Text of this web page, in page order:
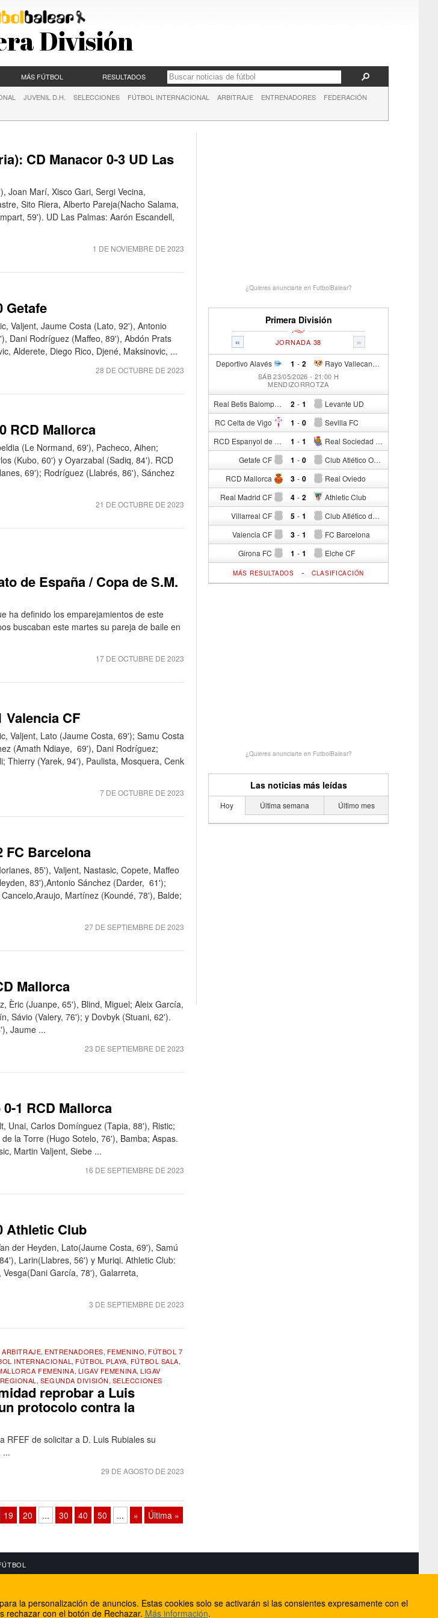
División
MÁS FÚTBOL RESULTADOS
JUVENIL D.H. SELECCIONES FÚTBOL INTERNACIONAL ARBITRAJE ENTRENADORES
FEDERACIÓN
CD Manacor 0-3 UD Las
Joan Marí, Xisco Gari, Sergi Vecina,
Sito Riera, Alberto Pareja(Nacho Salama,
59'). UD Las Palmas: Aarón Escandell,
1 DE NOVIEMBRE DE 2023
Getafe
Valjent, Jaume Costa (Lato, 92'), Antonio
Dani Rodríguez (Maffeo, 89'), Abdón Prats
Alderete, Diego Rico, Djené, Maksinovic, ...
28 DE OCTUBRE DE 2023
RCD Mallorca
(Le Normand, 69'), Pacheco, Aihen;
(Kubo, 60') y Oyarzabal (Sadiq, 84'). RCD
69'); Rodríguez (Llabrés, 86'), Sánchez
21 DE OCTUBRE DE 2023
de España / Copa de S.M.
ha definido los emparejamientos de este
buscaban este martes su pareja de baile en
17 DE OCTUBRE DE 2023
Valencia CF
Valjent, Lato (Jaume Costa, 69'); Samu Costa
(Amath Ndiaye, 69'), Dani Rodríguez;
Thierry (Yarek, 94'), Paulista, Mosquera, Cenk
7 DE OCTUBRE DE 2023
FC Barcelona
85'), Valjent, Nastasic, Copete, Maffeo
83'),Antonio Sánchez (Darder, 61');
Martínez (Koundé, 78'), Balde;
27 DE SEPTIEMBRE DE 2023
Mallorca
Èric (Juanpe, 65'), Blind, Miguel; Aleix García,
Sávio (Valery, 76'); y Dovbyk (Stuani, 62').
Jaume ...
23 DE SEPTIEMBRE DE 2023
1 RCD Mallorca
Unai, Carlos Domínguez (Tapia, 88'), Ristic;
la Torre (Hugo Sotelo, 76'), Bamba; Aspas.
Martin Valjent, Siebe ...
16 DE SEPTIEMBRE DE 2023
Athletic Club
der Heyden, Lato(Jaume Costa, 69'), Samú
Larin(Llabres, 56') y Muriqi. Athletic Club:
García, 78'), Galarreta,
3 DE SEPTIEMBRE DE 2023
ARBITRAJE, ENTRENADORES, FEMENINO, FÚTBOL 7
INTERNACIONAL , FÚTBOL PLAYA, FÚTBOL SALA,
FEMENINA, LIGAV FEMENINA,LIGAV
REGIONAL , SEGUNDA DIVISIÓN, SELECCIONES
reprobar a Luis
protocolo contra la
RFEF de solicitar a D. Luis Rubiales su
...
29 DE AGOSTO DE 2023
19 20 ... 30 40 50 ... » Última »
¿Quieres anunciarte en FutbolBalear?
Primera División
« »
JORNADA 38
Deportivo Alavés 1 - Rayo Vallecano de Madrid
2
SÁB 23/05/2026 - 21:00 H
MENDIZORROTZA
Real Betis Balompié 2 - Levante UD
1
RC Celta de Vigo 1 - Sevilla FC
0
RCD Espanyol de Barcelona 1 - Real Sociedad de Fútbol
1
Getafe CF 1 - Club Atlético Osasuna
0
RCD Mallorca 3 - Real Oviedo
0
Real Madrid CF 4 - Athletic Club
2
Villarreal CF 5 - Club Atlético de Madrid
1
Valencia CF 3 - FC Barcelona
1
Girona FC 1 - Elche CF
1
MÁS RESULTADOS - CLASIFICACIÓN
¿Quieres anunciarte en FutbolBalear?
Las noticias más leídas
Hoy Última semana Último mes
Internet Rural Mallorca
Registro de dominios
la personalización de anuncios. Estas cookies solo se activarán si las consientes expresamente con el
rechazar con el botón de Rechazar. Más información.